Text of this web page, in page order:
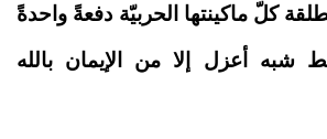
كلّ ماكينتها الحربيّة دفعةً واحدةً
شبه أعزل إلا من الإيمان بالله